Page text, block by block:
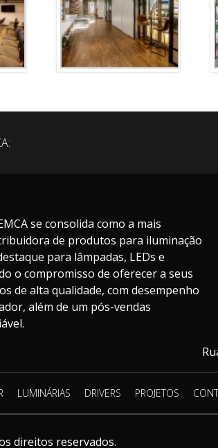
se consolida como a mais
de produtos para iluminação
para lâmpadas, LEDs e
o compromisso de oferecer a seus
de alta qualidade, com desempenho
além de um pós-vendas
LUMINÁRIAS DRIVERS PROJETOS
direitos reservados.